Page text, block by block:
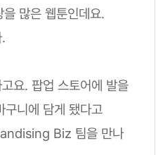
많은 웹툰인데요.
요. 팝업 스토어에 발을
구니에 담게 됐다고
Biz 팀을 만나